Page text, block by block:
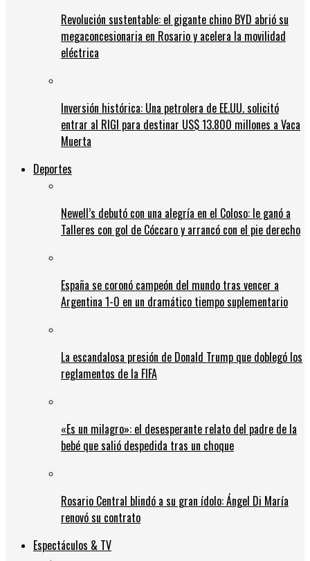
Revolución sustentable: el gigante chino BYD abrió su
megaconcesionaria en Rosario y acelera la movilidad
eléctrica
Inversión histórica: Una petrolera de EE.UU. solicitó
entrar al RIGI para destinar US$ 13.800 millones a Vaca
Muerta
Deportes
Newell’s debutó con una alegría en el Coloso: le ganó a
Talleres con gol de Cóccaro y arrancó con el pie derecho
España se coronó campeón del mundo tras vencer a
Argentina 1-0 en un dramático tiempo suplementario
La escandalosa presión de Donald Trump que doblegó los
reglamentos de la FIFA
«Es un milagro»: el desesperante relato del padre de la
bebé que salió despedida tras un choque
Rosario Central blindó a su gran ídolo: Ángel Di María
renovó su contrato
Espectáculos & TV